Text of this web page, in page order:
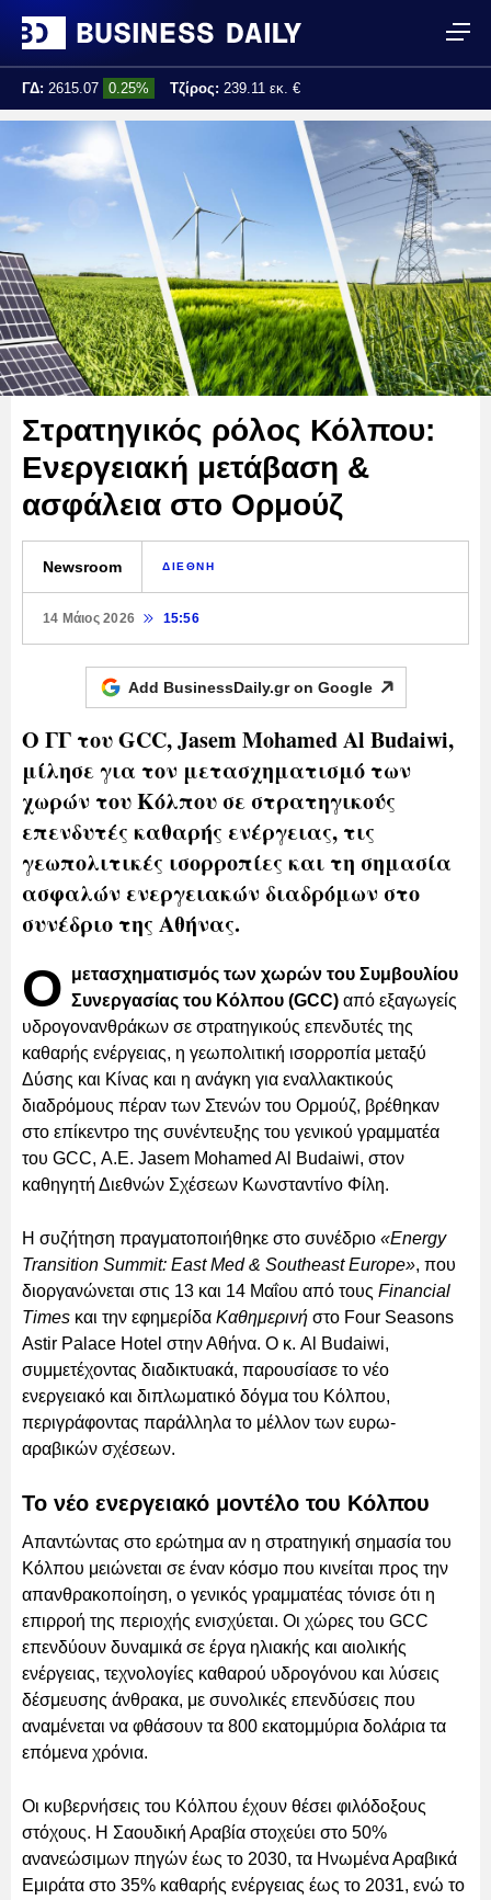
ΓΔ: 2615.07 0.25% Τζίρος: 239.11 εκ. €
Τελ. ενημέρωση:
Στρατηγικός ρόλος Κόλπου:
Ενεργειακή μετάβαση &
ασφάλεια στο Ορμούζ
Newsroom ΔΙΕΘΝΗ
14 Μάιος 2026 15:56
Add BusinessDaily.gr on Google
Ο ΓΓ του GCC, Jasem Mohamed Al Budaiwi,
μίλησε για τον μετασχηματισμό των
χωρών του Κόλπου σε στρατηγικούς
επενδυτές καθαρής ενέργειας, τις
γεωπολιτικές ισορροπίες και τη σημασία
ασφαλών ενεργειακών διαδρόμων στο
συνέδριο της Αθήνας.
Ο μετασχηματισμός των χωρών του Συμβουλίου
Συνεργασίας του Κόλπου (GCC) από εξαγωγείς
υδρογονανθράκων σε στρατηγικούς επενδυτές της
καθαρής ενέργειας, η γεωπολιτική ισορροπία μεταξύ
Δύσης και Κίνας και η ανάγκη για εναλλακτικούς
διαδρόμους πέραν των Στενών του Ορμούζ, βρέθηκαν
στο επίκεντρο της συνέντευξης του γενικού γραμματέα
του GCC, Α.Ε. Jasem Mohamed Al Budaiwi, στον
καθηγητή Διεθνών Σχέσεων Κωνσταντίνο Φίλη.
Η συζήτηση πραγματοποιήθηκε στο συνέδριο «Energy
Transition Summit: East Med & Southeast Europe», που
διοργανώνεται στις 13 και 14 Μαΐου από τους Financial
Times και την εφημερίδα Καθημερινή στο Four Seasons
Astir Palace Hotel στην Αθήνα. Ο κ. Al Budaiwi,
συμμετέχοντας διαδικτυακά, παρουσίασε το νέο
ενεργειακό και διπλωματικό δόγμα του Κόλπου,
περιγράφοντας παράλληλα το μέλλον των ευρω-
αραβικών σχέσεων.
Το νέο ενεργειακό μοντέλο του Κόλπου
Απαντώντας στο ερώτημα αν η στρατηγική σημασία του
Κόλπου μειώνεται σε έναν κόσμο που κινείται προς την
απανθρακοποίηση, ο γενικός γραμματέας τόνισε ότι η
επιρροή της περιοχής ενισχύεται. Οι χώρες του GCC
επενδύουν δυναμικά σε έργα ηλιακής και αιολικής
ενέργειας, τεχνολογίες καθαρού υδρογόνου και λύσεις
δέσμευσης άνθρακα, με συνολικές επενδύσεις που
αναμένεται να φθάσουν τα 800 εκατομμύρια δολάρια τα
επόμενα χρόνια.
Οι κυβερνήσεις του Κόλπου έχουν θέσει φιλόδοξους
στόχους. Η Σαουδική Αραβία στοχεύει στο 50%
ανανεώσιμων πηγών έως το 2030, τα Ηνωμένα Αραβικά
Εμιράτα στο 35% καθαρής ενέργειας έως το 2031, ενώ το